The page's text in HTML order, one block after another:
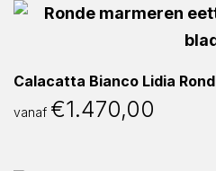
Calacatta Bianco Lidia Rond
vanaf €1.470,00